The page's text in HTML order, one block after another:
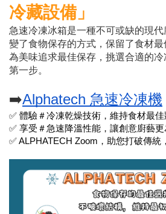
冷藏設備」
急速冷凍冰箱是一種不可或缺的現
變了食物保存的方式，保留了食材最
為美味追求最佳保存，挑選合適的
第一步。
➡️Alphatech 急速冷凍機
✅ 體驗＃冷凍乾燥技術，維持食材最佳
✅ 享受＃急速降溫性能，讓創意廚藝更